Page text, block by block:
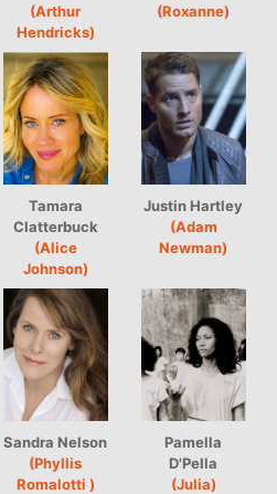
(Arthur
Hendricks)
(Roxanne)
Tamara
Clatterbuck
(Alice
Johnson)
Justin Hartley
(Adam
Newman)
Sandra Nelson
(Phyllis
Romalotti )
Pamella
D'Pella
(Julia)